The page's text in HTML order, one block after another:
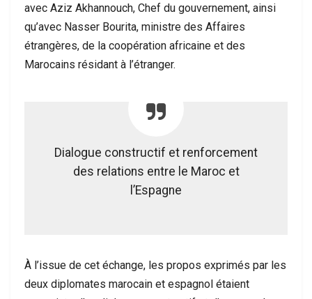
avec Aziz Akhannouch, Chef du gouvernement, ainsi
qu’avec Nasser Bourita, ministre des Affaires
étrangères, de la coopération africaine et des
Marocains résidant à l’étranger.
Dialogue constructif et renforcement
des relations entre le Maroc et
l’Espagne
À l’issue de cet échange, les propos exprimés par les
deux diplomates marocain et espagnol étaient